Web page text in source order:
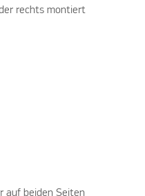
rechts montiert
auf beiden Seiten